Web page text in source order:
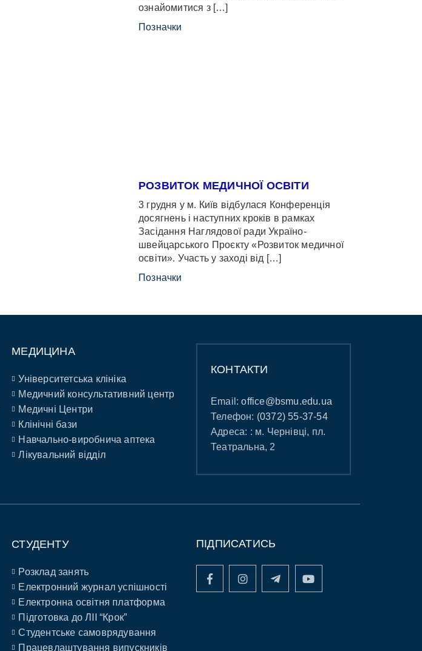
ознайомитися з […]
Позначки
РОЗВИТОК МЕДИЧНОЇ ОСВІТИ
3 грудня у м. Київ відбулася Конференція
досягнень і наступних кроків в рамках
Засідання Наглядової ради Україно-
швейцарського Проєкту «Розвиток медичної
освіти». Участь у заході від […]
Позначки
МЕДИЦИНА
Університетська клініка
Медичний консультативний центр
Медичні Центри
Клінічні бази
Навчально-виробнича аптека
Лікувальний відділ
КОНТАКТИ
Email:office@bsmu.edu.ua
Телефон: (0372) 55-37-54
Адреса: : м. Чернівці, пл.
Театральна, 2
СТУДЕНТУ
Розклад занять
Електронний журнал успішності
Електронна освітня платформа
Підготовка до ЛІІ “Крок”
Студентське самоврядування
Працевлаштування випускників
ПІДПИСАТИСЬ